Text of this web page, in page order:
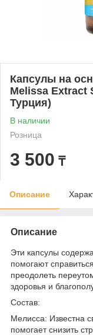
Капсулы на
Melissa Extract
Турция)
В наличии
Розница
3 500 ₸
Описание
Описание
Эти капсулы
помогают
преодолеть
здоровья и
Состав:
Мелисса: Известна
помогает снизить